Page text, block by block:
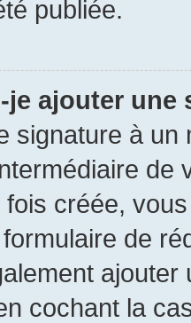
publiée.
ajouter une
signature à un
fois créée,
de
cochant la